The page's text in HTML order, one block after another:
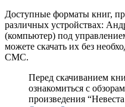
Доступные форматы книг,
различных устройствах:
(компьютер) под
можете скачать их без
СМС.
Перед скачиванием
ознакомиться с
произведения